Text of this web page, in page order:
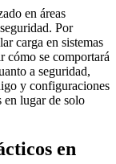
en áreas
Por
carga en sistemas
cómo se comportará
a seguridad,
y configuraciones
en lugar de solo
en